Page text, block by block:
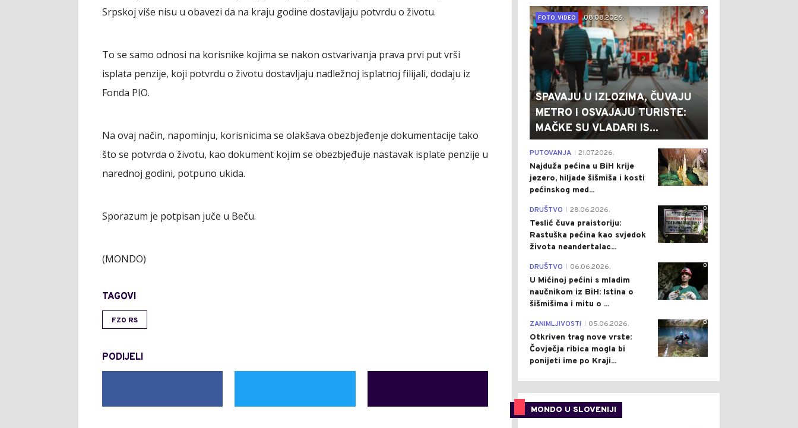
Srpskoj više nisu u obavezi da na kraju godine dostavljaju potvrdu o životu.
To se samo odnosi na korisnike kojima se nakon ostvarivanja prava prvi put vrši
isplata penzije, koji potvrdu o životu dostavljaju nadležnoj isplatnoj filijali, dodaju iz
Fonda PIO.
Na ovaj način, napominju, korisnicima se olakšava obezbjeđenje dokumentacije tako
što se potvrda o životu, kao dokument kojim se obezbjeđuje nastavak isplate penzije u
narednoj godini, potpuno ukida.
Sporazum je potpisan juče u Beču.
(MONDO)
TAGOVI
FZO RS
PODIJELI
0
FOTO, VIDEO
08.08.2026.
SPAVAJU U IZLOZIMA, ČUVAJU
METRO I OSVAJAJU TURISTE:
MAČKE SU VLADARI IS...
0
PUTOVANJA 21.07.2026.
Najduža pećina u BiH krije
jezero, hiljade šišmiša i kosti
pećinskog med...
0
DRUŠTVO 28.06.2026.
Teslić čuva praistoriju:
Rastuška pećina kao svjedok
života neandertalac...
0
DRUŠTVO 06.06.2026.
U Mićinoj pećini s mladim
naučnikom iz BiH: Istina o
šišmišima i mitu o ...
0
ZANIMLJIVOSTI 05.06.2026.
Otkriven trag nove vrste:
Čovječja ribica mogla bi
ponijeti ime po Kraji...
MONDO U SLOVENIJI